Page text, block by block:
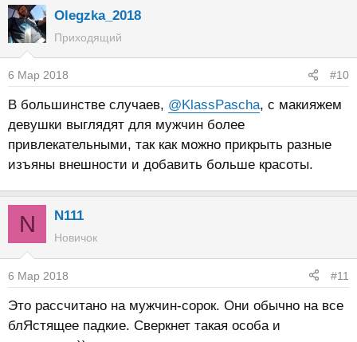
а
к
ц
и
:
Olegzka_2018
Приходящий
6 Мар 2018 #10
В большинстве случаев, @KlassPascha, с макияжем
девушки выглядят для мужчин более
привлекательными, так как можно прикрыть разные
изъяны внешности и добавить больше красоты.
N N111
Новичок
6 Мар 2018 #11
Это рассчитано на мужчин-сорок. Они обычно на все
блЯстящее падкие. Сверкнет такая особа и